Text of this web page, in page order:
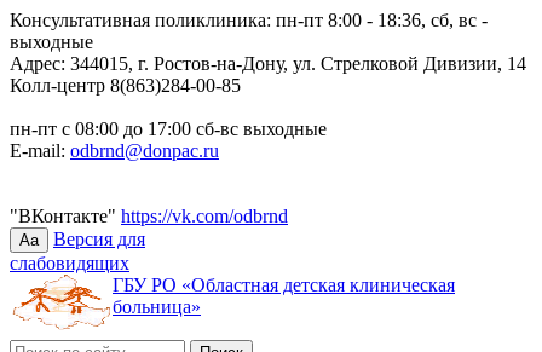
Консультативная поликлиника: пн-пт 8:00 - 18:36, сб, вс -
выходные
Адрес: 344015, г. Ростов-на-Дону, ул. Стрелковой Дивизии, 14
Колл-центр 8(863)284-00-85
пн-пт с 08:00 до 17:00 сб-вс выходные
E-mail: odbrnd@donpac.ru
"ВКонтакте" https://vk.com/odbrnd
Aa
Версия для
слабовидящих
ГБУ РО «Областная детская клиническая
больница»